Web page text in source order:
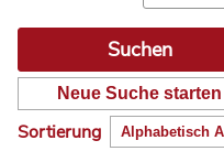
Neue Suche starten
Sortierung